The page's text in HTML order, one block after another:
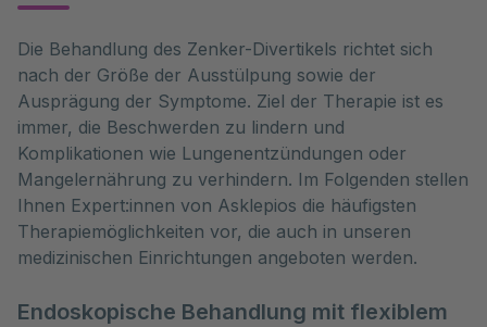
Die Behandlung des Zenker-Divertikels richtet sich
nach der Größe der Ausstülpung sowie der
Ausprägung der Symptome. Ziel der Therapie ist es
immer, die Beschwerden zu lindern und
Komplikationen wie Lungenentzündungen oder
Mangelernährung zu verhindern. Im Folgenden stellen
Ihnen Expert:innen von Asklepios die häufigsten
Therapiemöglichkeiten vor, die auch in unseren
medizinischen Einrichtungen angeboten werden.
Endoskopische Behandlung mit flexiblem